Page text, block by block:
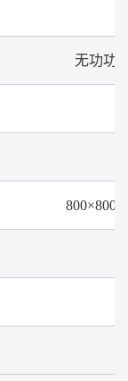
无功功